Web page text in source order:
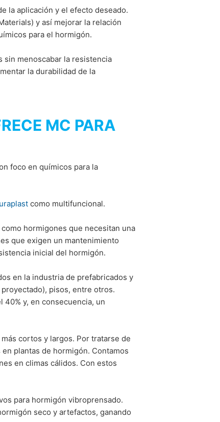
la aplicación y el efecto deseado.
y así mejorar la relación
para el hormigón.
sin menoscabar la resistencia
la durabilidad de la
MC PARA
foco en químicos para la
como multifuncional.
hormigones que necesitan una
que exigen un mantenimiento
inicial del hormigón.
en la industria de prefabricados y
pisos, entre otros.
y, en consecuencia, un
cortos y largos. Por tratarse de
plantas de hormigón. Contamos
en climas cálidos. Con estos
para hormigón vibroprensado.
seco y artefactos, ganando